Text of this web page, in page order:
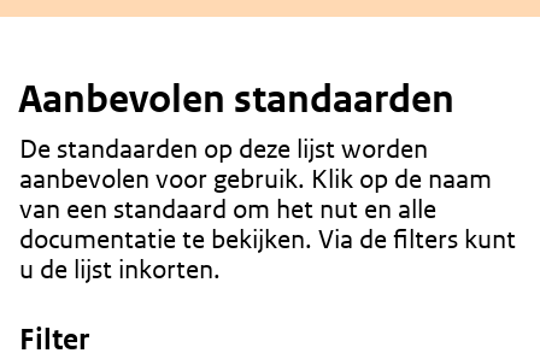
Aanbevolen standaarden
Content
De standaarden op deze lijst worden
aanbevolen voor gebruik. Klik op de naam
van een standaard om het nut en alle
documentatie te bekijken. Via de filters kunt
u de lijst inkorten.
Filter